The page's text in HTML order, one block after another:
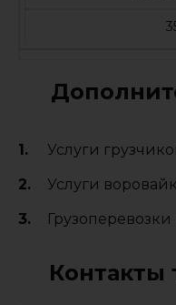
Услуги
Услуги
Контакты